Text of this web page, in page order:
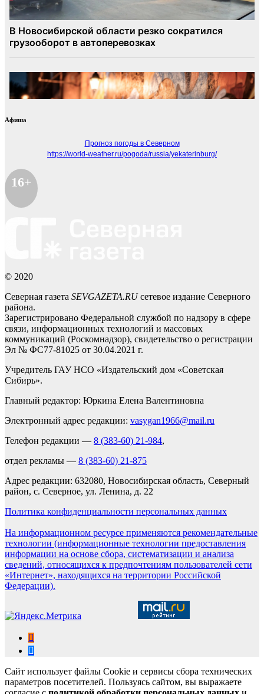
Афиша
Прогноз погоды в Северном
https://world-weather.ru/pogoda/russia/yekaterinburg/
16+
© 2020
Северная газета SEVGAZETA.RUсетевое издание Северного
района.
Зарегистрировано Федеральной службой по надзору в сфере
связи, информационных технологий и массовых
коммуникаций (Роскомнадзор), свидетельство о регистрации
Эл № ФС77-81025 от 30.04.2021 г.
Учредитель ГАУ НСО «Издательский дом «Советская
Сибирь».
Главный редактор: Юркина Елена Валентиновна
Электронный адрес редакции: vasygan1966@mail.ru
Телефон редакции — 8 (383-60) 21-984,
отдел рекламы — 8 (383-60) 21-875
Адрес редакции: 632080, Новосибирская область, Северный
район, с. Северное, ул. Ленина, д. 22
Политика конфиденциальности персональных данных
На информационном ресурсе применяются рекомендательные
технологии (информационные технологии предоставления
информации на основе сбора, систематизации и анализа
сведений, относящихся к предпочтениям пользователей сети
«Интернет», находящихся на территории Российской
Федерации).
Сайт использует файлы Cookie и сервисы сбора технических
параметров посетителей. Пользуясь сайтом, вы выражаете